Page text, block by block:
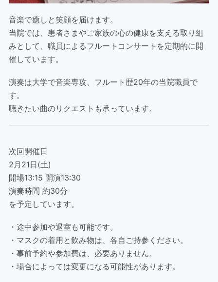
音楽で癒しと笑顔を届けます。
当院では、患者さまやご家族の心の健康を支える取り組
みとして、職員によるフルートコンサートを定期的に開
催しています。
演奏は大学で音楽専攻、フルート歴20年の当院職員で
す。
聴きたい曲のリクエストも承っています。
次回開催日
2月21日(土)
開場13:15 開演13:30
演奏時間 約30分
を予定しています。
・途中参加や退室も可能です。
・マスクの着用と飲み物は、各自ご持参ください。
・事前予約や参加費は、必要ありません。
・場合によっては変更になる可能性があります。